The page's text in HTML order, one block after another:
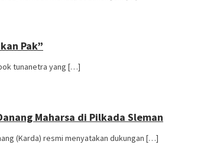
Pak”
tunanetra yang […]
Maharsa di Pilkada Sleman
(Karda) resmi menyatakan dukungan […]